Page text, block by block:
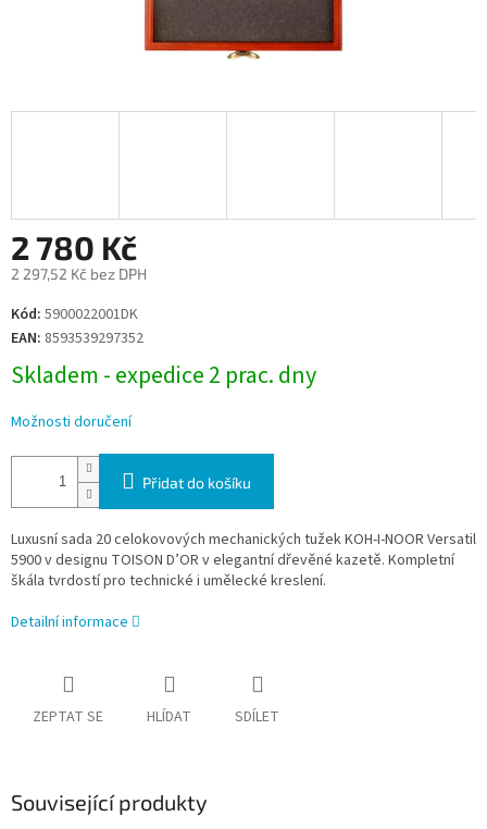
2 780 Kč
2 297,52 Kč bez DPH
Měrná
cena:
Kód: 5900022001DK
EAN: 8593539297352
Skladem - expedice 2 prac. dny
Možnosti doručení
Přidat do košíku
Luxusní sada 20 celokovových mechanických tužek KOH-I-NOOR Versatil
5900 v designu TOISON D’OR v elegantní dřevěné kazetě. Kompletní
škála tvrdostí pro technické i umělecké kreslení.
Detailní informace
ZEPTAT SE HLÍDAT SDÍLET
Související produkty